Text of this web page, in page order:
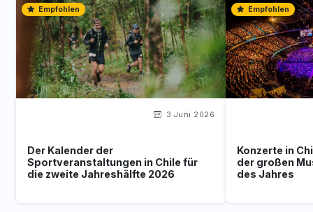
Empfohlen
3 Juni 2026
Der Kalender der
Sportveranstaltungen in Chile für
die zweite Jahreshälfte 2026
Empfohlen
Konzerte in
der großen
des Jahres